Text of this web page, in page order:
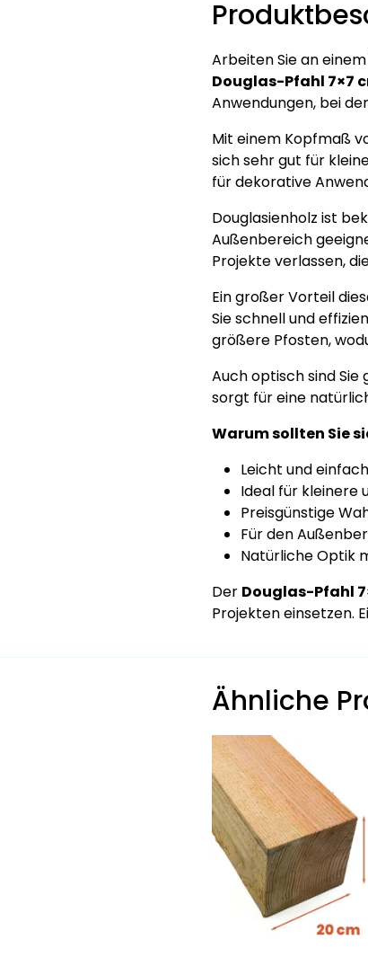
Arbeiten Sie an
Douglas-Pfahl 7×7
Anwendungen, bei
Mit einem Kopfmaß
sich sehr gut für
für dekorative
Douglasienholz ist
Außenbereich
Projekte verlassen,
Ein großer Vorteil
Sie schnell und
größere Pfosten,
Auch optisch sind
sorgt für eine
Warum sollten Sie
Leicht und
Ideal für kleinere
Preisgünstige
Für den
Natürliche Optik
Der Douglas-Pfahl
Projekten einsetzen.
Ähnliche
Dieses
Produkt
weist
mehrere
Varianten
auf.
Die
Optionen
können